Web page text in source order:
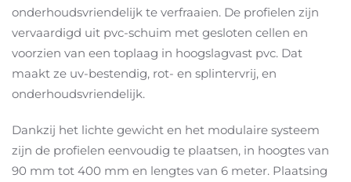
onderhoudsvriendelijk te verfraaien. De profielen zijn
vervaardigd uit pvc-schuim met gesloten cellen en
voorzien van een toplaag in hoogslagvast pvc. Dat
maakt ze uv-bestendig, rot- en splintervrij, en
onderhoudsvriendelijk.
Dankzij het lichte gewicht en het modulaire systeem
zijn de profielen eenvoudig te plaatsen, in hoogtes van
90 mm tot 400 mm en lengtes van 6 meter. Plaatsing